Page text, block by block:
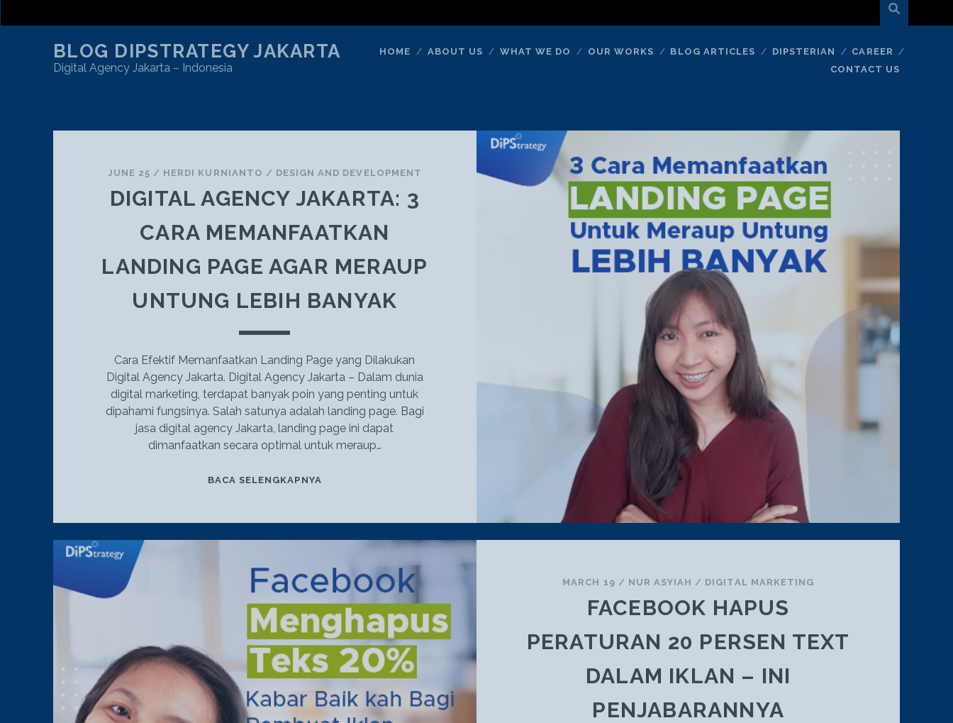
BLOG DIPSTRATEGY JAKARTA
Digital Agency Jakarta – Indonesia
HOME ABOUT US WHAT WE DO OUR WORKS BLOG ARTICLES DIPSTERIAN
CAREER
CONTACT US
JUNE 25 / HERDI KURNIANTO / DESIGN AND DEVELOPMENT
DIGITAL AGENCY JAKARTA: 3
CARA MEMANFAATKAN
LANDING PAGE AGAR MERAUP
UNTUNG LEBIH BANYAK
Cara Efektif Memanfaatkan Landing Page yang Dilakukan
Digital Agency Jakarta. Digital Agency Jakarta – Dalam dunia
digital marketing, terdapat banyak poin yang penting untuk
dipahami fungsinya. Salah satunya adalah landing page. Bagi
jasa digital agency Jakarta, landing page ini dapat
dimanfaatkan secara optimal untuk meraup…
BACA SELENGKAPNYA
MEMANFAATKAN
LANDING
AGAR
MERAUP
UNTUNG
LEBIH
MARCH 19 / NUR ASYIAH / DIGITAL MARKETING
FACEBOOK HAPUS
PERATURAN 20 PERSEN TEXT
DALAM IKLAN – INI
PENJABARANNYA